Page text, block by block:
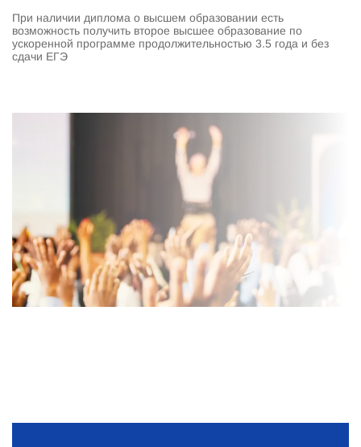
При наличии диплома о высшем образовании есть
возможность получить второе высшее образование по
ускоренной программе продолжительностью 3.5 года и без
сдачи ЕГЭ